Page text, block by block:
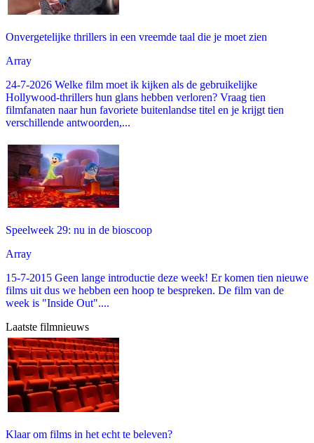
Onvergetelijke thrillers in een vreemde taal die je moet zien
Array
24-7-2026 Welke film moet ik kijken als de gebruikelijke
Hollywood-thrillers hun glans hebben verloren? Vraag tien
filmfanaten naar hun favoriete buitenlandse titel en je krijgt tien
verschillende antwoorden,...
Speelweek 29: nu in de bioscoop
Array
15-7-2015 Geen lange introductie deze week! Er komen tien nieuwe
films uit dus we hebben een hoop te bespreken. De film van de
week is "Inside Out"....
Laatste filmnieuws
Klaar om films in het echt te beleven?